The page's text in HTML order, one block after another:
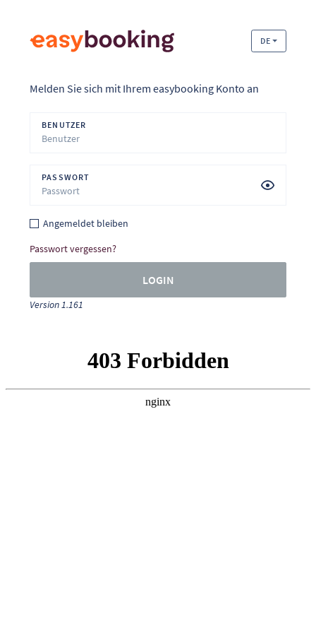
DE
Melden Sie sich mit Ihrem easybooking Konto an
BENUTZER
PASSWORT
Angemeldet bleiben
Passwort vergessen?
LOGIN
Version 1.161